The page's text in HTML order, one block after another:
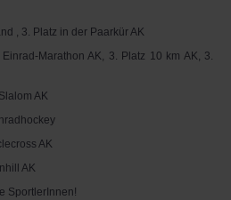
, 3. Platz in der Paarkür AK
Marathon AK, 3. Platz 10 km AK, 3.
AK
AK
AK
SportlerInnen!